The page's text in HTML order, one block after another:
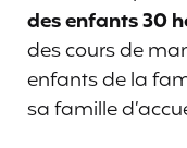
des enfants 30
des cours de
enfants de la
sa famille